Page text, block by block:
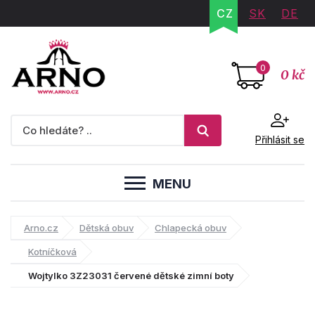
CZ SK DE
0 0 kč
Přihlásit se
MENU
Arno.cz Dětská obuv Chlapecká obuv
Kotníčková
Wojtylko 3Z23031 červené dětské zimní boty